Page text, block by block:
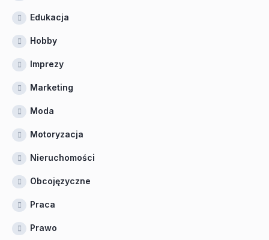
Edukacja
Hobby
Imprezy
Marketing
Moda
Motoryzacja
Nieruchomości
Obcojęzyczne
Praca
Prawo